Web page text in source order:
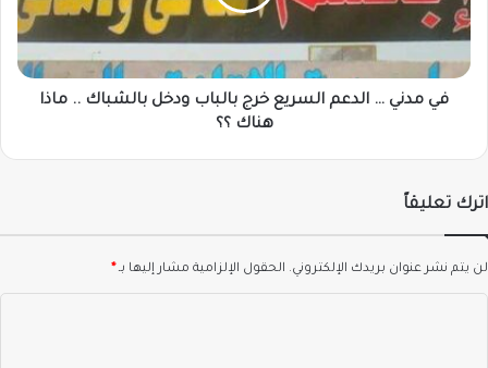
خرج
بالباب
بالشباك
في مدني … الدعم السريع خرج بالباب ودخل بالشباك .. ماذا
هناك ؟؟
اترك تعليقاً
لن يتم نشر عنوان بريدك الإلكتروني. الحقول الإلزامية مشار إليها بـ*